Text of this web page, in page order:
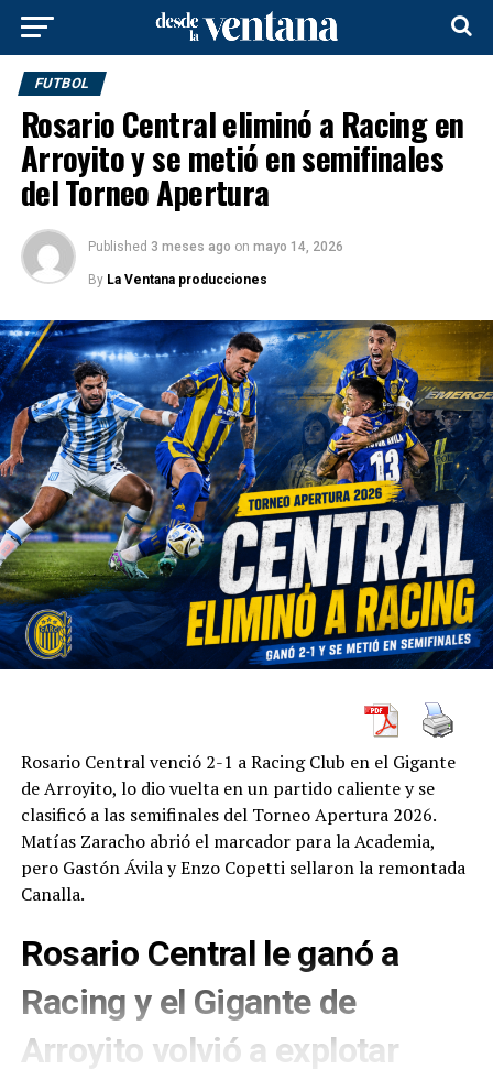
FUTBOL
Rosario Central eliminó a Racing en
Arroyito y se metió en semifinales
del Torneo Apertura
Published 3 meses ago on mayo 14, 2026
By La Ventana producciones
Rosario Central venció 2-1 a Racing Club en el Gigante
de Arroyito, lo dio vuelta en un partido caliente y se
clasificó a las semifinales del Torneo Apertura 2026.
Matías Zaracho abrió el marcador para la Academia,
pero Gastón Ávila y Enzo Copetti sellaron la remontada
Canalla.
Rosario Central le ganó a
Racing y el Gigante de
Arroyito volvió a explotar